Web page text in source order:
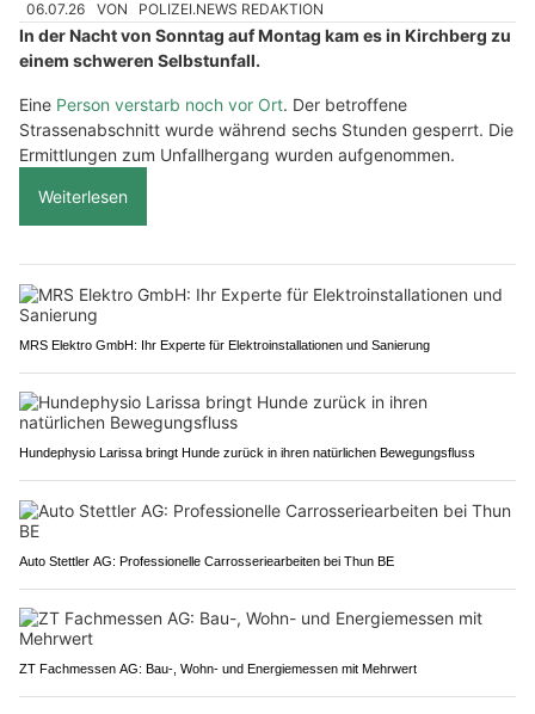
06.07.26 VON POLIZEI.NEWS REDAKTION
In der Nacht von Sonntag auf Montag kam es in Kirchberg zu
einem schweren Selbstunfall.
Eine Person verstarb noch vor Ort. Der betroffene
Strassenabschnitt wurde während sechs Stunden gesperrt. Die
Ermittlungen zum Unfallhergang wurden aufgenommen.
Weiterlesen
MRS Elektro GmbH: Ihr Experte für Elektroinstallationen und Sanierung
Hundephysio Larissa bringt Hunde zurück in ihren natürlichen Bewegungsfluss
Auto Stettler AG: Professionelle Carrosseriearbeiten bei Thun BE
ZT Fachmessen AG: Bau-, Wohn- und Energiemessen mit Mehrwert